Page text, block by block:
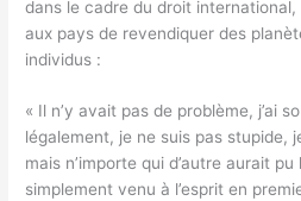
dans le cadre du droit
aux pays de revendiquer des
individus :
« Il n’y avait pas de problème, j’ai
légalement, je ne suis pas stupide,
mais n’importe qui d’autre aurait pu
simplement venu à l’esprit en